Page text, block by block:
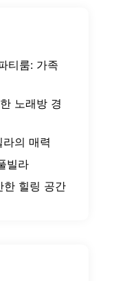
티룸: 가족
노래방 경
의 매력
빌라
한 힐링 공간